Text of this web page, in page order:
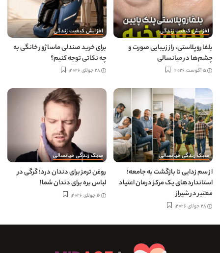
افزایش کیفیت زندگی
بلفاروپلاستی، راز زیبایی صورت و
چشم‌ها در میانسالی
5 آگوست 2026
افزایش کیفیت زندگی
برای خرید صندلی ماساژور خانگی به
چه نکاتی توجه کنیم؟
28 جولای 2026
سبک زندگی میانسالی
از سم زدایی تا بازگشت به جامعه؛
استانداردهای یک مرکز درمان اعتیاد
معتبر در شیراز
28 جولای 2026
سبک زندگی میانسالی
روغن ترمز برای دندان درد؛ گرگی در
لباس بره برای دندان شما!
16 جولای 2026